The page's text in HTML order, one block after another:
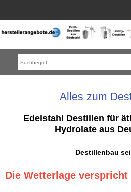
Alles zum
Edelstahl Destillen für
Hydrolate aus
Destillenbau
Die Wetterlage